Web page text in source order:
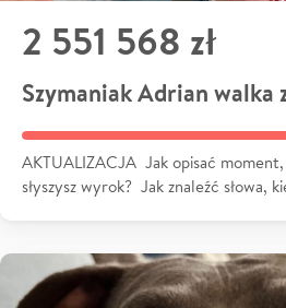
2 551 568 zł
Szymaniak Adrian walka
AKTUALIZACJA Jak opisać
słyszysz wyrok? Jak znaleźć słowa,